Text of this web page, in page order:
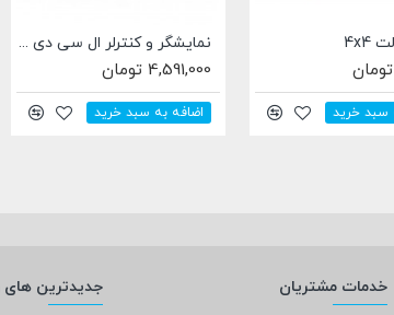
اسپیسر آلومینیومی 5.1x10x6.35 میلی متری
21,900 تومان
اضافه به سبد خرید
70,900 تومان
اضافه به سبد خرید
خدمات مشتریان
جدیدترین های